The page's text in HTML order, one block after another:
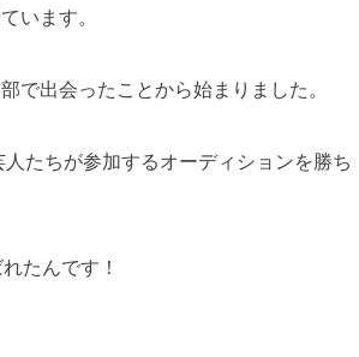
います。
出会ったことから始まりました。
たちが参加するオーディションを勝ち
たんです！